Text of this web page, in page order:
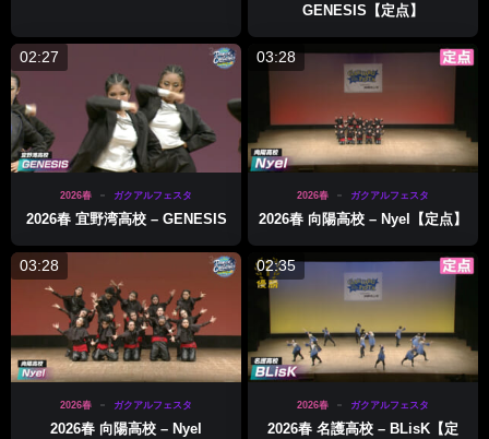
GENESIS【定点】
02:27
2026春 ガクアルフェスタ
2026春 宜野湾高校 – GENESIS
03:28
2026春 ガクアルフェスタ
2026春 向陽高校 – Nyel【定点】
03:28
2026春 ガクアルフェスタ
2026春 向陽高校 – Nyel
02:35
2026春 ガクアルフェスタ
2026春 名護高校 – BLisK【定